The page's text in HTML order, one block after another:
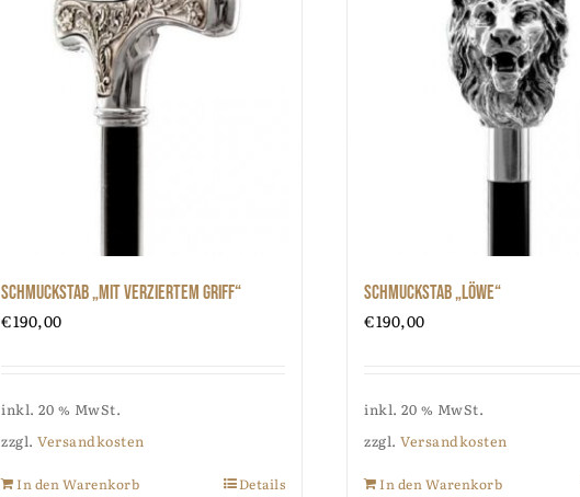
Schmuckstab „mit verziertem Griff“
€190,00
inkl. 20 % MwSt.
zzgl. Versandkosten
In den Warenkorb Details
Schmuckstab „Löwe“
€190,00
inkl. 20 % MwSt.
zzgl. Versandkosten
In den Warenkorb